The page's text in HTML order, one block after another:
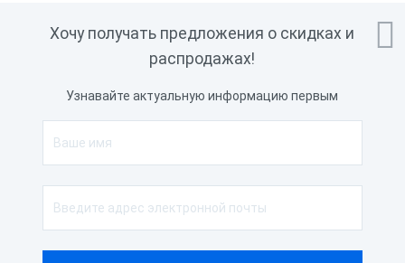

Хочу получать предложения о скидках и
распродажах!
Узнавайте актуальную информацию первым